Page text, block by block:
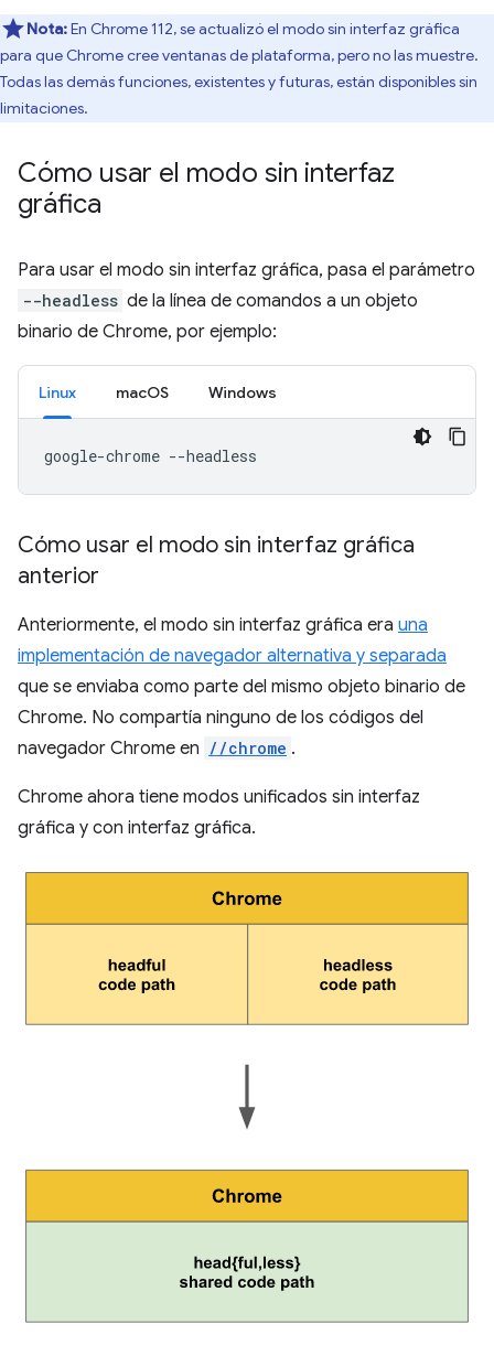
Nota:En Chrome 112, se actualizó el modo sin interfaz gráfica
para que Chrome cree ventanas de plataforma, pero no las muestre.
Todas las demás funciones, existentes y futuras, están disponibles sin
limitaciones.
Cómo usar el modo sin interfaz
gráfica
Para usar el modo sin interfaz gráfica, pasa el parámetro
--headless de la línea de comandos a un objeto
binario de Chrome, por ejemplo:
Linux macOS Windows
google-chrome
Cómo usar el modo sin interfaz gráfica
anterior
Anteriormente, el modo sin interfaz gráfica era una
implementación de navegador alternativa y separada
que se enviaba como parte del mismo objeto binario de
Chrome. No compartía ninguno de los códigos del
navegador Chrome en //chrome .
Chrome ahora tiene modos unificados sin interfaz
gráfica y con interfaz gráfica.